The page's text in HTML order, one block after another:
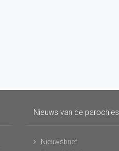
Nieuws van de parochies
Nieuwsbrief